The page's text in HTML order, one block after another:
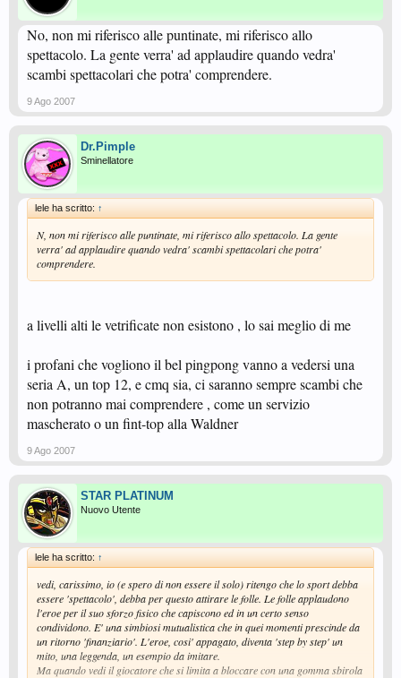
No, non mi riferisco alle puntinate, mi riferisco allo
spettacolo. La gente verra' ad applaudire quando vedra'
scambi spettacolari che potra' comprendere.
9 Ago 2007
Dr.Pimple
Sminellatore
lele ha scritto: ↑
N, non mi riferisco alle puntinate, mi riferisco allo spettacolo. La gente
verra' ad applaudire quando vedra' scambi spettacolari che potra'
comprendere.
a livelli alti le vetrificate non esistono , lo sai meglio di me
i profani che vogliono il bel pingpong vanno a vedersi una
seria A, un top 12, e cmq sia, ci saranno sempre scambi che
non potranno mai comprendere , come un servizio
mascherato o un fint-top alla Waldner
9 Ago 2007
STAR PLATINUM
Nuovo Utente
lele ha scritto: ↑
vedi, carissimo, io (e spero di non essere il solo) ritengo che lo sport debba
essere 'spettacolo', debba per questo attirare le folle. Le folle applaudono
l'eroe per il suo sforzo fisico che capiscono ed in un certo senso
condividono. E' una simbiosi mutualistica che in quei momenti prescinde da
un ritorno 'finanziario'. L'eroe, cosi' appagato, diventa 'step by step' un
mito, una leggenda, un esempio da imitare.
Ma quando vedi il giocatore che si limita a bloccare con una gomma sbirola